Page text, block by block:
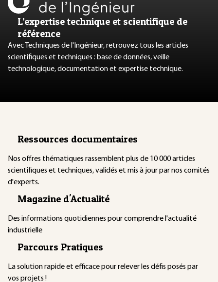
L’expertise technique et scientifique de
référence
Avec Techniques de l'Ingénieur, retrouvez tous les articles
scientifiques et techniques : base de données, veille
technologique, documentation et expertise technique.
Ressources documentaires
Nos offres thématiques rassemblent plus de 10 000 articles
scientifiques et techniques, validés et mis à jour par nos comités
d'experts.
Magazine d'Actualité
Des informations quotidiennes pour comprendre l'actualité
industrielle
Parcours Pratiques
La solution rapide et efficace pour relever les défis posés par
vos projets !